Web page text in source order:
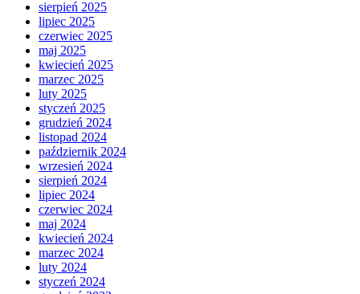
sierpień 2025
lipiec 2025
czerwiec 2025
maj 2025
kwiecień 2025
marzec 2025
luty 2025
styczeń 2025
grudzień 2024
listopad 2024
październik 2024
wrzesień 2024
sierpień 2024
lipiec 2024
czerwiec 2024
maj 2024
kwiecień 2024
marzec 2024
luty 2024
styczeń 2024